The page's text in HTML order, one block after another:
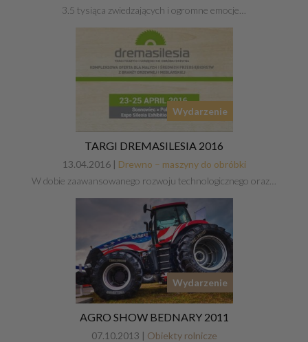
3.5 tysiąca zwiedzających i ogromne emocje…
Wydarzenie
TARGI DREMASILESIA 2016
13.04.2016 | Drewno – maszyny do obróbki
W dobie zaawansowanego rozwoju technologicznego oraz…
Wydarzenie
AGRO SHOW BEDNARY 2011
07.10.2013 | Obiekty rolnicze